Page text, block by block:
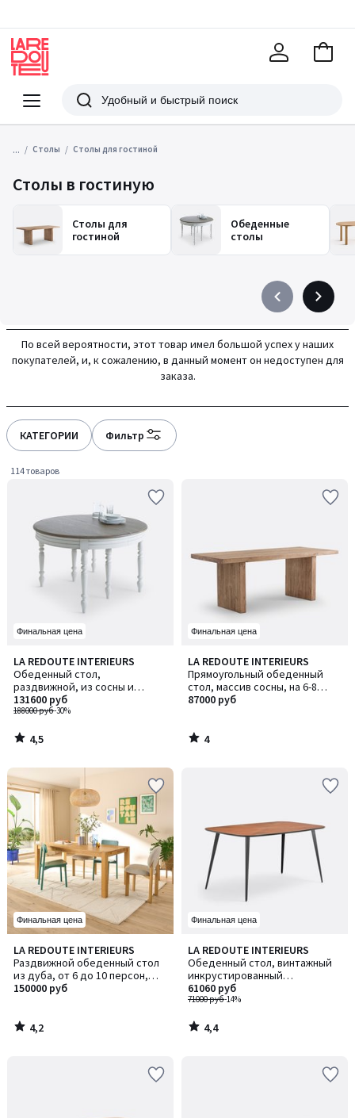
Меню
Redoute
Поиск
В
... Столы Столы для гостиной
Столы в гостиную
Столы для
гостиной
Обеденные
столы
Précédent
à
gauche
Suivant
à
droite
По всей вероятности, этот товар имел большой успех у наших
покупателей, и, к сожалению, в данный момент он недоступен для
заказа.
КАТЕГОРИИ Фильтр
114 товаров
Финальная цена
LA REDOUTE INTERIEURS
Обеденный стол,
раздвижной, из сосны и
дубового шпона, на 4–12
персон, EULALI / ЭВЛАЛИ
188000 руб-30%
131600 руб
4,5
/ 5
4,5
/
Финальная цена
LA REDOUTE INTERIEURS
Прямоугольный обеденный
стол, массив сосны, на 6-8
персон, MALIO / МАЛИО
87000 руб
4
/
5
4
/
Финальная цена
LA REDOUTE INTERIEURS
Раздвижной обеденный стол
из дуба, от 6 до 10 персон,
ADELITA / АДЕЛИТА
150000 руб
4,2
/ 5
4,2
/
Финальная цена
LA REDOUTE INTERIEURS
Обеденный стол, винтажный
инкрустированный
(маркетри), на 6 персон,
WATFORD / ВОТФОРД
71000 руб-14%
61060 руб
4,4
/ 5
4,4
/